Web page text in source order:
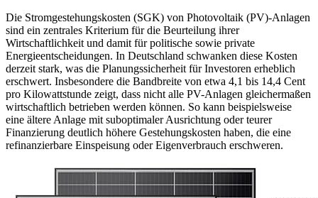
Die Stromgestehungskosten (SGK) von Photovoltaik (PV)-Anlagen
sind ein zentrales Kriterium für die Beurteilung ihrer
Wirtschaftlichkeit und damit für politische sowie private
Energieentscheidungen. In Deutschland schwanken diese Kosten
derzeit stark, was die Planungssicherheit für Investoren erheblich
erschwert. Insbesondere die Bandbreite von etwa 4,1 bis 14,4 Cent
pro Kilowattstunde zeigt, dass nicht alle PV-Anlagen gleichermaßen
wirtschaftlich betrieben werden können. So kann beispielsweise
eine ältere Anlage mit suboptimaler Ausrichtung oder teurer
Finanzierung deutlich höhere Gestehungskosten haben, die eine
refinanzierbare Einspeisung oder Eigenverbrauch erschweren.